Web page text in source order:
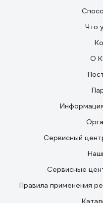
Что
О
Сервисный
Сервисные
Правила применения